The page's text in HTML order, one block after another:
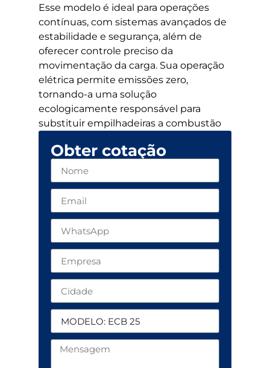
Esse modelo é ideal para operações
contínuas, com sistemas avançados de
estabilidade e segurança, além de
oferecer controle preciso da
movimentação da carga. Sua operação
elétrica permite emissões zero,
tornando-a uma solução
ecologicamente responsável para
substituir empilhadeiras a combustão
Obter cotação